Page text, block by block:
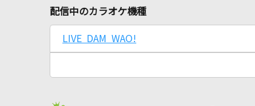
配信中のカラオケ機種
LIVE DAM WAO!